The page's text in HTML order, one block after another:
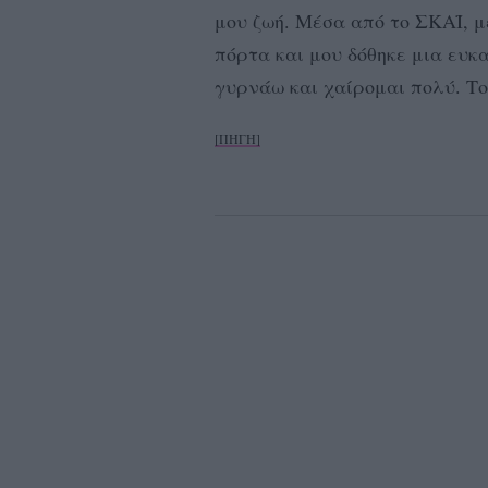
μου ζωή. Μέσα από το ΣΚΑΪ,
πόρτα και μου δόθηκε μια
γυρνάω και χαίρομαι πολύ.
[ΠΗΓΗ]